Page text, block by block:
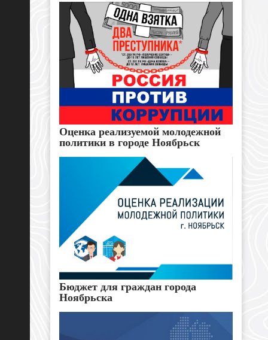
Оценка реализуемой молодежной
политики в городе Ноябрьск
Бюджет для граждан города
Ноябрьска